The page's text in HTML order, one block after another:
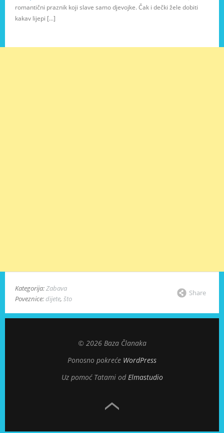
romantični praznik koji slave samo djevojke. Čak i dečki žele dobiti
kakav lijepi […]
Kategorija:Zabava
Poveznice:dijete, što
Share
© 2026 Baza Članaka
Ponosno pokreće WordPress
Uz pomoć Tatami od Elmastudio